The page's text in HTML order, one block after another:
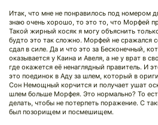
Итак, что мне не понравилось под номером
знаю очень хорошо, то это то, что Морфей
Такой жирный косяк я могу объяснить
будто это так сложно. Морфей не сражался
сдал в силе. Да и что это за Бесконечный,
оказывается у Каина и Авеля, а не у врат в
где окажется её ненаглядный правитель. И
это поединок в Аду за шлем, который в
Сон Немощный корчится и получает ушат
шлем больше Морфея. Это нормально? То
делать, чтобы не потерпеть поражение. С
был позорищем и посмешищем.